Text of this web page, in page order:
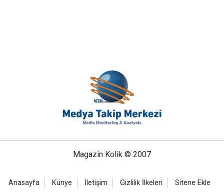
Magazin Kolik © 2007
Anasayfa Künye İletişim Gizlilik İlkeleri Sitene Ekle